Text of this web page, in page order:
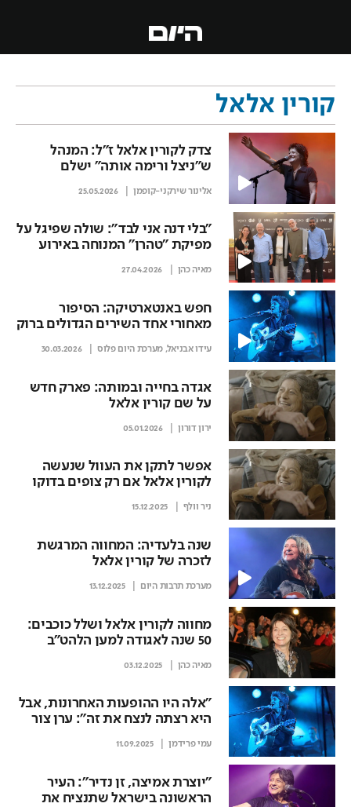
קורין אלאל
צדק לקורין אלאל ז"ל: המנהל
ש"ניצל ורימה אותה" ישלם
אלינור שירקני-קופמן 25.05.2026
"בלי דנה אני לבד": שולה שפיגל על
מפיקת "טהרן" המנוחה באירוע
מאיה כהן 27.04.2026
חפש באנטארטיקה: הסיפור
מאחורי אחד השירים הגדולים ברוק
עידו אבניאל, מערכת היום פלוס 30.03.2026
אגדה בחייה ובמותה: פארק חדש
על שם קורין אלאל
ירון דורון 05.01.2026
אפשר לתקן את העוול שנעשה
לקורין אלאל אם רק צופים בדוקו
ניר וולף 15.12.2025
שנה בלעדיה: המחווה המרגשת
לזכרה של קורין אלאל
מערכת תרבות היום 13.12.2025
מחווה לקורין אלאל ושלל כוכבים:
50 שנה לאגודה למען הלהט"ב
מאיה כהן 03.12.2025
"אלה היו ההופעות האחרונות, אבל
היא רצתה לנצח את זה": ערן צור
עמי פרידמן 11.09.2025
"יוצרת אמיצה, זן נדיר": העיר
הראשונה בישראל שתנציח את